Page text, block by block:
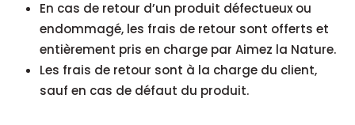
En cas de retour d’un produit défectueux ou
endommagé, les frais de retour sont offerts et
entièrement pris en charge par Aimez la Nature.
Les frais de retour sont à la charge du client,
sauf en cas de défaut du produit.